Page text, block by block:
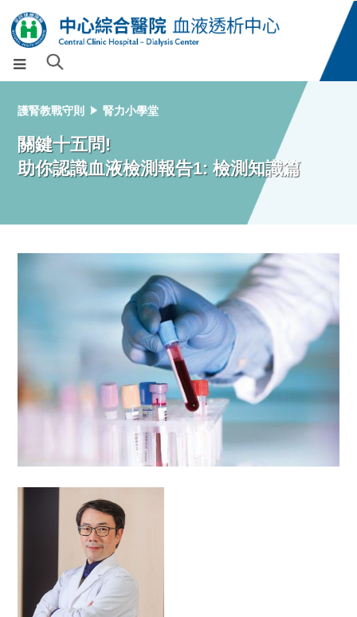
護腎教戰守則 腎力小學堂
關鍵十五問!
助你認識血液檢測報告1: 檢測知識篇